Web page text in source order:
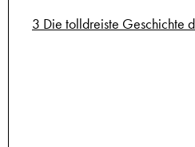
3 Die tolldreiste Geschichte